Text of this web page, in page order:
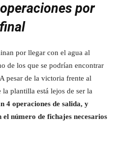
por
por llegar con el agua al
de los que se podrían encontrar
pesar de la victoria frente al
la plantilla está lejos de ser la
4 operaciones de salida, y
número de fichajes necesarios